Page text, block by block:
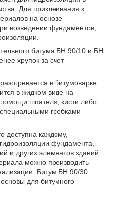
Для приклеивания к
на оcнове
возведении фундаментов,
битума БН 90/10 и БН
хрупок за счет
в битумоварке
в жидком виде на
шпателя, кисти либо
гребками
доступна каждому,
фундамента,
и других элементов зданий.
можно производить
Битум БН 90/30
для битумного